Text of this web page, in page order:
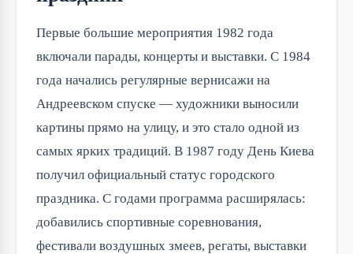
Первые большие мероприятия 1982 года
включали парады, концерты и выставки. С 1984
года начались регулярные вернисажи на
Андреевском спуске — художники выносили
картины прямо на улицу, и это стало одной из
самых ярких традиций. В 1987 году День Киева
получил официальный статус городского
праздника. С годами программа расширялась:
добавились спортивные соревнования,
фестивали воздушных змеев, регаты, выставки